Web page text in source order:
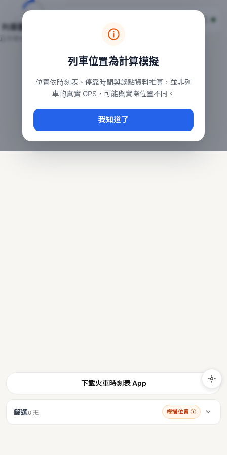
台鐵列車即時位置地圖
本頁顯示目前全台鐵運行中的列車位置，涵蓋自強、普悠瑪、
常用查詢：
、台中車站即時動態
台鐵即時動態
下載火車時刻表 App
篩選0 班 模擬位置 ⓘ
列車位置為計算模擬
位置依時刻表、停靠時間與誤點資料推算，並非列
車的真實 GPS，可能與實際位置不同。
我知道了
列車動態載入中…